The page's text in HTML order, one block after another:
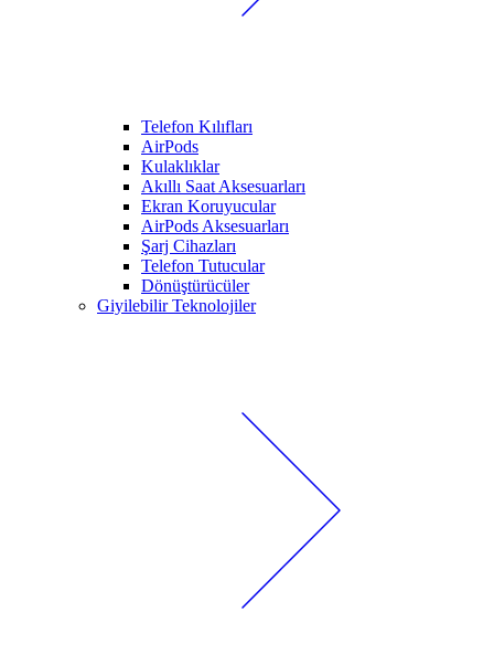
Telefon Kılıfları
AirPods
Kulaklıklar
Akıllı Saat Aksesuarları
Ekran Koruyucular
AirPods Aksesuarları
Şarj Cihazları
Telefon Tutucular
Dönüştürücüler
Giyilebilir Teknolojiler